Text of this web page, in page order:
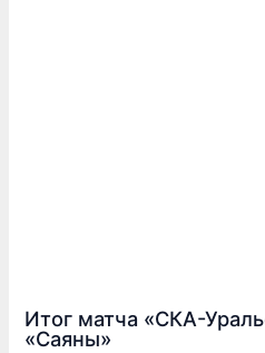
Итог матча «СКА-
«Саяны»